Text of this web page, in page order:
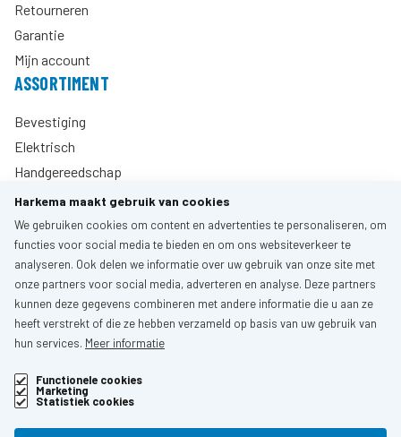
Retourneren
Garantie
Mijn account
ASSORTIMENT
Bevestiging
Elektrisch
Handgereedschap
PBM & Veiligheid
Hang- & Sluitwerk
CONTACT
Heliotroopring 1200
3316KG Dordrecht
Nederland
T: +31(0)78 - 618 75 85
E: verkoop@harkema.eu
Harkema maakt gebruik van cookies
We gebruiken cookies om content en advertenties te personaliseren, om
functies voor social media te bieden en om ons websiteverkeer te
analyseren. Ook delen we informatie over uw gebruik van onze site met
onze partners voor social media, adverteren en analyse. Deze partners
kunnen deze gegevens combineren met andere informatie die u aan ze
heeft verstrekt of die ze hebben verzameld op basis van uw gebruik van
hun services. Meer informatie
Functionele cookies
Marketing
Statistiek cookies